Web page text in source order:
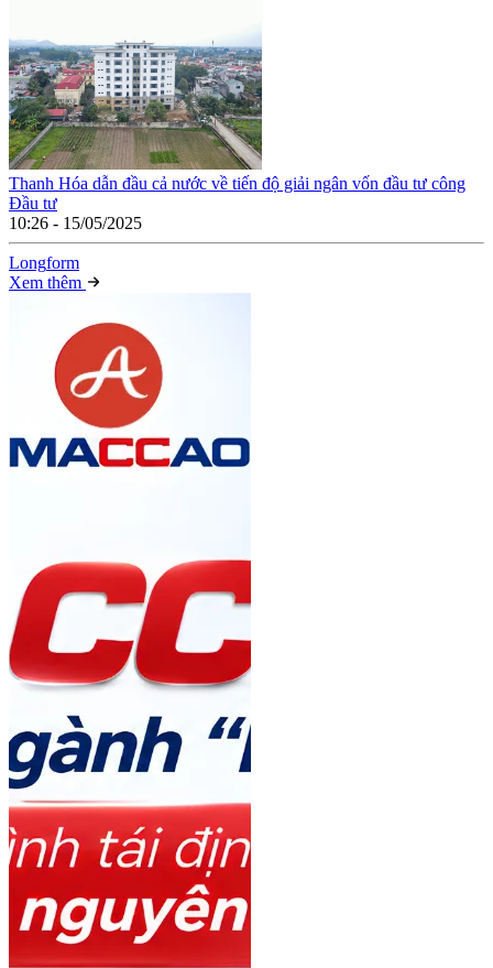
Thanh Hóa dẫn đầu cả nước về tiến độ giải ngân vốn đầu tư công
Đầu tư
10:26 - 15/05/2025
Longform
Xem thêm